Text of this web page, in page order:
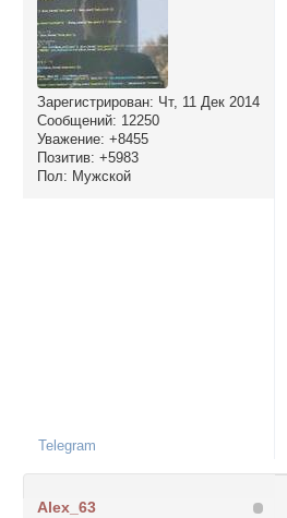
Зарегистрирован: Чт, 11 Дек 2014
Сообщений: 12250
Уважение: +8455
Позитив: +5983
Пол: Мужской
Telegram
Alex_63